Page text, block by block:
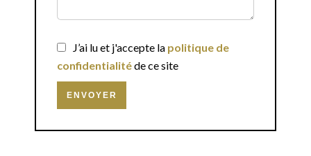
J’ai lu et j'accepte la politique de
confidentialitéde ce site
ENVOYER